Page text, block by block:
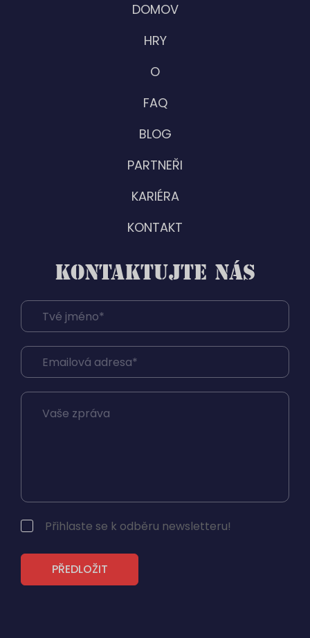
DOMOV
HRY
O
FAQ
BLOG
PARTNEŘI
KARIÉRA
KONTAKT
KONTAKTUJTE NÁS
Přihlaste se k odběru newsletteru!
PŘEDLOŽIT